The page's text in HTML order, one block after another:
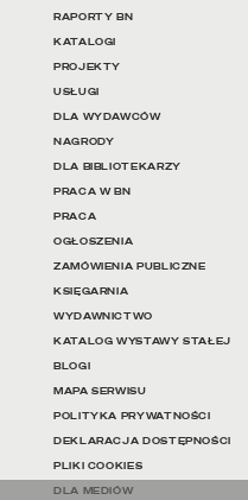
RAPORTY BN
KATALOGI
PROJEKTY
USŁUGI
DLA WYDAWCÓW
NAGRODY
DLA BIBLIOTEKARZY
PRACA W BN
PRACA
OGŁOSZENIA
ZAMÓWIENIA PUBLICZNE
KSIĘGARNIA
WYDAWNICTWO
KATALOG WYSTAWY STAŁEJ
BLOGI
MAPA SERWISU
POLITYKA PRYWATNOŚCI
DEKLARACJA DOSTĘPNOŚCI
PLIKI COOKIES
DLA MEDIÓW